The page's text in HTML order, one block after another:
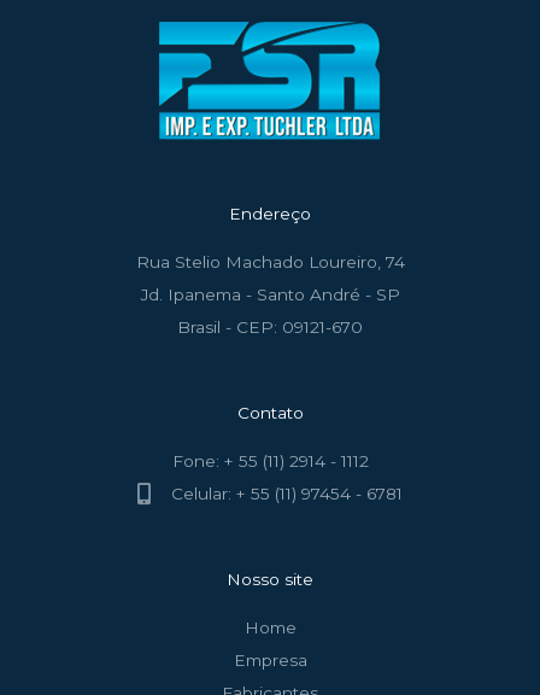
Endereço
Rua Stelio Machado Loureiro, 74
Jd. Ipanema - Santo André - SP
Brasil - CEP: 09121-670
Contato
Fone: + 55 (11) 2914 - 1112
Celular: + 55 (11) 97454 - 6781
Nosso site
Home
Empresa